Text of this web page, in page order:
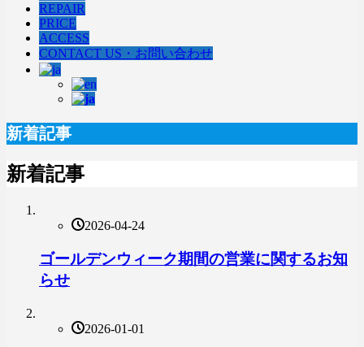
REPAIR
PRICE
ACCESS
CONTACT US・お問い合わせ
新着記事
新着記事
2026-04-24
ゴールデンウィーク期間の営業に関するお知
らせ
2026-01-01